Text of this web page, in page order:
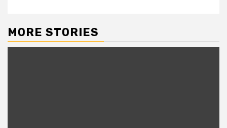
MORE STORIES